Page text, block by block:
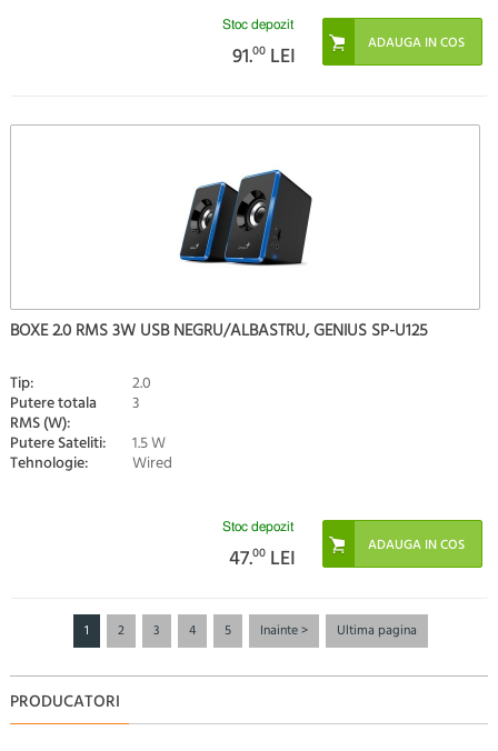
Stoc depozit
91.00 LEI
BOXE 2.0 RMS 3W USB NEGRU/ALBASTRU, GENIUS SP-U125
Tip: 2.0
Putere totala
RMS (W):
3
Putere Sateliti:
1.5 W
Tehnologie: Wired
Stoc depozit
47.00 LEI
1 2 3 4 5 Inainte > Ultima pagina
PRODUCATORI